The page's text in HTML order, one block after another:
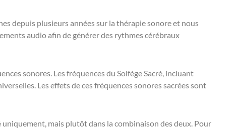
depuis plusieurs années sur la thérapie sonore et nous
audio afin de générer des rythmes cérébraux
sonores. Les fréquences du Solfège Sacré, incluant
Les effets de ces fréquences sonores sacrées sont
mais plutôt dans la combinaison des deux. Pour